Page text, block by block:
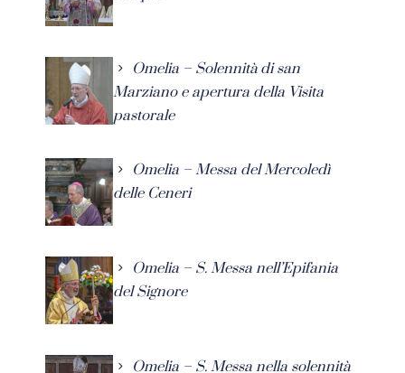
Omelia – Solennità di san
Marziano e apertura della Visita
pastorale
Omelia – Messa del Mercoledì
delle Ceneri
Omelia – S. Messa nell’Epifania
del Signore
Omelia – S. Messa nella solennità